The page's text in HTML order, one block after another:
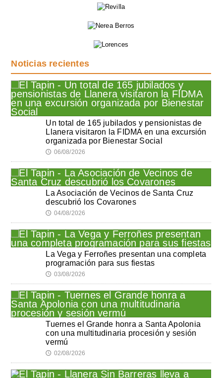
Noticias recientes
Un total de 165 jubilados y pensionistas de
Llanera visitaron la FIDMA en una excursión
organizada por Bienestar Social
🕔 06/08/2026
La Asociación de Vecinos de Santa Cruz
descubrió los Covarones
🕔 04/08/2026
La Vega y Ferroñes presentan una completa
programación para sus fiestas
🕔 03/08/2026
Tuernes el Grande honra a Santa Apolonia
con una multitudinaria procesión y sesión
vermú
🕔 02/08/2026